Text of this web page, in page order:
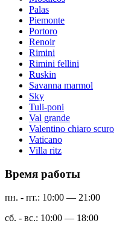
Palas
Piemonte
Portoro
Renoir
Rimini
Rimini fellini
Ruskin
Savanna marmol
Sky
Tuli-poni
Val grande
Valentino chiaro scuro
Vaticano
Villa ritz
Время работы
пн. - пт.: 10:00 — 21:00
сб. - вс.: 10:00 — 18:00